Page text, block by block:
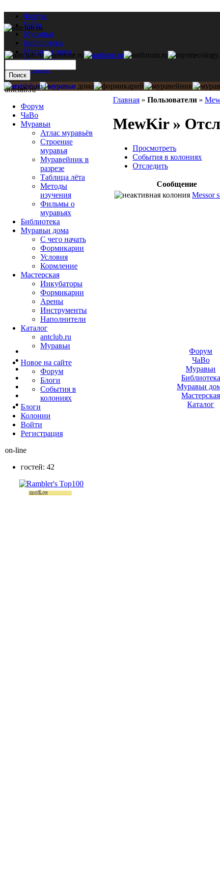
Форум
ЧаВо
Муравьи
Библиотека
Муравьи дома
Мастерская
Каталог
Главная » Пользователи »
MewKir »
Просмотреть
События в колониях
Отследить
Сообщение
Messor
antclub.ru
Форум
ЧаВо
Муравьи
Атлас муравьёв
Строение
муравья
Муравейник в
разрезе
Таблица лёта
Методы
изучения
Фильмы о
муравьях
Библиотека
Муравьи дома
С чего начать
Формикарии
Условия
Кормление
Мастерская
Инкубаторы
Формикарии
Арены
Инструменты
Наполнители
Каталог
antclub.ru
Муравьи
Новое на сайте
Форум
Блоги
События в
колониях
Блоги
Колонии
Войти
Peгиcтpaция
on-line
гостей: 42
Форум
ЧаВо
Муравьи
Библиотека
Муравьи
Мастерская
Каталог